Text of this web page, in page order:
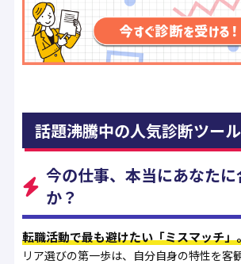
話題沸騰中の人気診断ツール
今の仕事、本当にあなた
か？
転職活動で最も避けたい「ミスマッチ」
リア選びの第一歩は、自分自身の特性を客